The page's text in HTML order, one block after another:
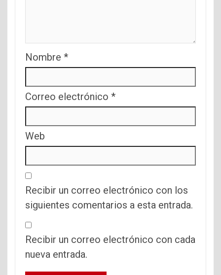
Nombre *
Correo electrónico *
Web
Recibir un correo electrónico con los
siguientes comentarios a esta entrada.
Recibir un correo electrónico con cada
nueva entrada.